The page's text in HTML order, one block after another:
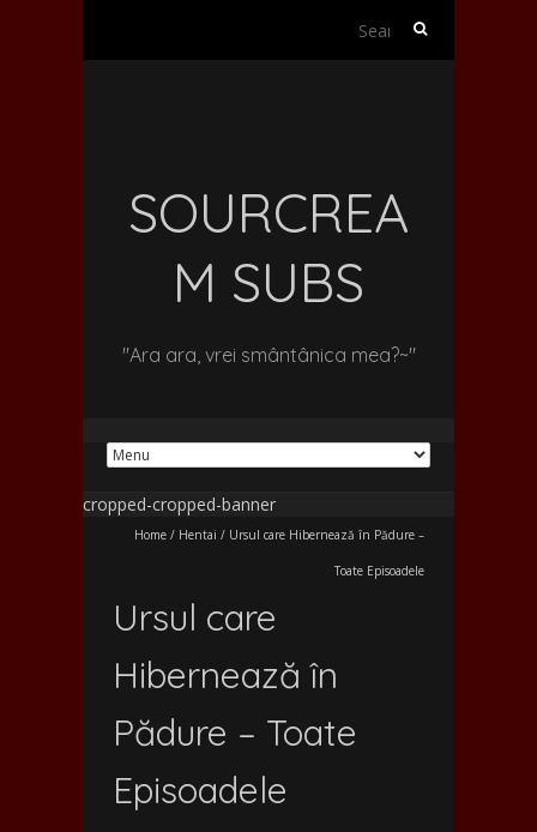
Search
SOURCREA
M SUBS
"Ara ara, vrei smântânica mea?~"
Home / Hentai / Ursul care Hibernează în Pădure –
Toate Episoadele
Ursul care
Hibernează în
Pădure – Toate
Episoadele